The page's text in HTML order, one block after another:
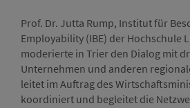
Prof. Dr. Jutta Rump, Institut für
Employability (IBE) der Hochschule
moderierte in Trier den Dialog mit
Unternehmen und anderen
leitet im Auftrag des
koordiniert und begleitet die